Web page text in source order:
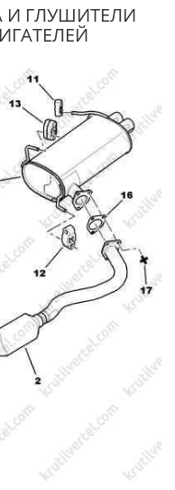
И ГЛУШИТЕЛИ